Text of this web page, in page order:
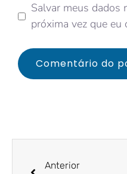
Salvar meus dados
próxima vez que eu
Anterior